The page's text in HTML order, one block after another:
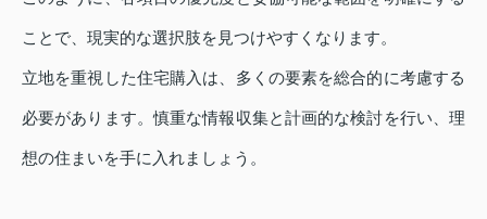
ことで、現実的な選択肢を見つけやすくなります。
立地を重視した住宅購入は、多くの要素を総合的に考慮する
必要があります。慎重な情報収集と計画的な検討を行い、理
想の住まいを手に入れましょう。